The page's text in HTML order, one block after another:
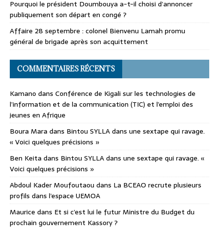
Pourquoi le président Doumbouya a-t-il choisi d’annoncer
publiquement son départ en congé ?
Affaire 28 septembre : colonel Bienvenu Lamah promu
général de brigade après son acquittement
COMMENTAIRES RÉCENTS
Kamano dans Conférence de Kigali sur les technologies de
l’information et de la communication (TIC) et l’emploi des
jeunes en Afrique
Boura Mara dans Bintou SYLLA dans une sextape qui ravage.
« Voici quelques précisions »
Ben Keita dans Bintou SYLLA dans une sextape qui ravage. «
Voici quelques précisions »
Abdoul Kader Moufoutaou dans La BCEAO recrute plusieurs
profils dans l’espace UEMOA
Maurice dans Et si c’est lui le futur Ministre du Budget du
prochain gouvernement Kassory ?